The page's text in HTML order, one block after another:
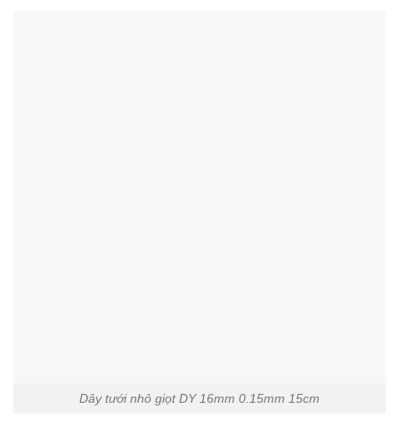
Dây tưới nhỏ giọt DY 16mm 0.15mm 15cm